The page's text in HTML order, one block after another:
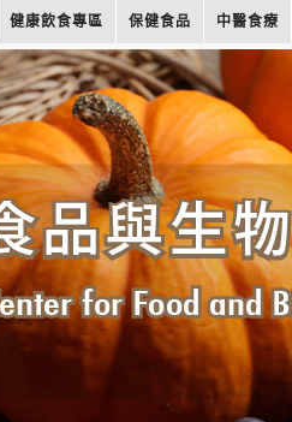
健康飲食專區 保健食品 中醫食療